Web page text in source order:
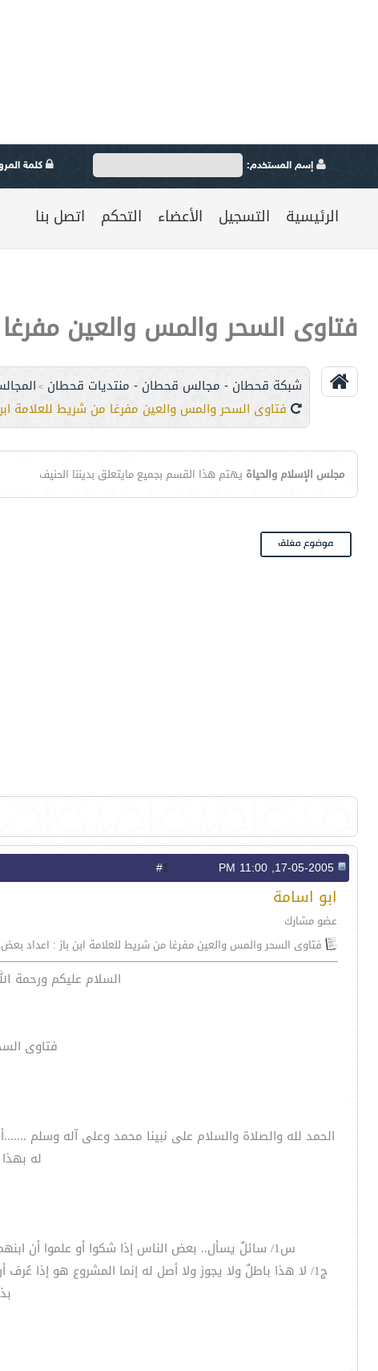
إسم المستخدم: كلمة
الرئيسية التسجيل الأعضاء التحكم اتصل بنا
فتاوى السحر والمس والعين
شبكة قحطان - مجالس قحطان - منتديات قحطان >
فتاوى السحر والمس والعين مفرغا من شريط للعلامة
مجلس الإسلام والحياة يهتم هذا القسم بجميع مايتعلق بديننا الحنيف
1
ابو اسامة
عضو مشارك
فتاوى السحر والمس والعين مفرغا من شريط للعلامة ابن باز : اعداد
السلام عليكم ورحمة
فتاوى
الحمد لله والصلاة والسلام على نبينا محمد وعلى آله وسلم
له
س1/ سائلٌ يسأل.. بعض الناس إذا شكوا أو علموا أن ابنهم مصابٌ بحسد العين قاموا بغسل ومسح أبواب المنازل أو درج مقدمة المنزل ممن يشكون بهم . هل هذا العمل مشروع ؟
ج1/ لا هذا باطلٌ ولا يجوز ولا أصل له إنما المشروع هو إذا